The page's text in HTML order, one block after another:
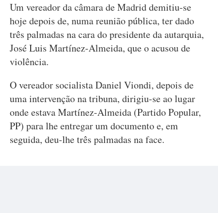
Um vereador da câmara de Madrid demitiu-se
hoje depois de, numa reunião pública, ter dado
três palmadas na cara do presidente da autarquia,
José Luis Martínez-Almeida, que o acusou de
violência.
O vereador socialista Daniel Viondi, depois de
uma intervenção na tribuna, dirigiu-se ao lugar
onde estava Martínez-Almeida (Partido Popular,
PP) para lhe entregar um documento e, em
seguida, deu-lhe três palmadas na face.